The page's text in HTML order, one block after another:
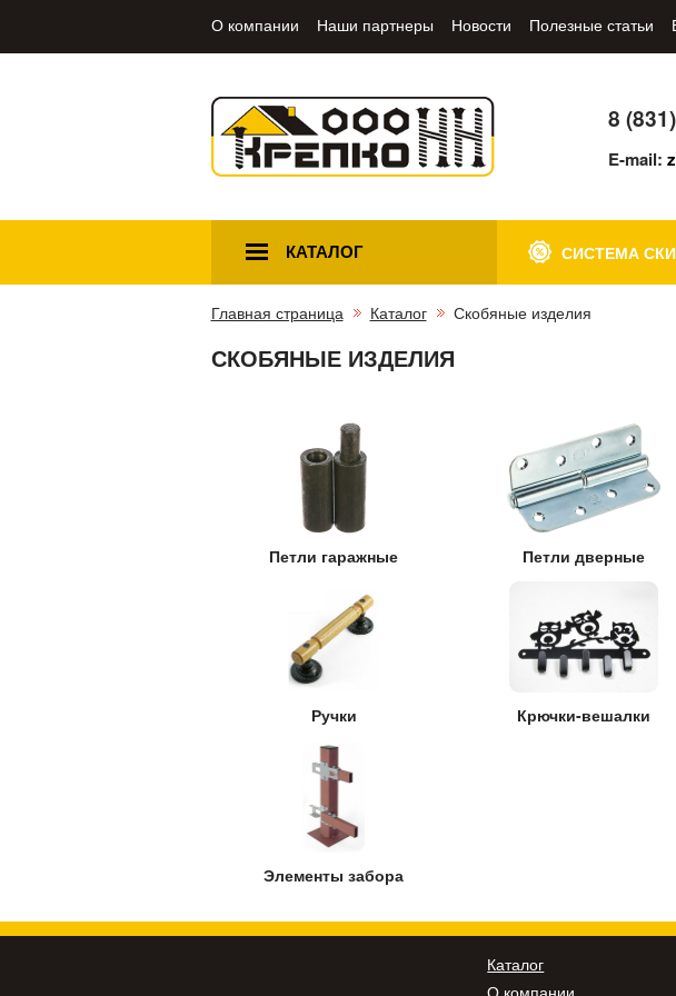
О компании Наши партнеры Новости Полезные статьи
8
E-mail:
КАТАЛОГ СИСТЕМА
Главная страница Каталог Скобяные изделия
СКОБЯНЫЕ ИЗДЕЛИЯ
Петли гаражные Петли дверные
Ручки Крючки-вешалки
Элементы забора
Каталог
О компании